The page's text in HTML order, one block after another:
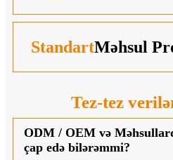
StandartMəhsul
Tez-tez
ODM / OEM və
çap edə bilərəmmi?